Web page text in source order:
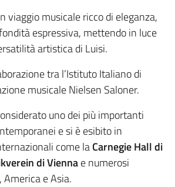
viaggio musicale ricco di eleganza,
espressiva, mettendo in luce
artistica di Luisi.
tra l’Istituto Italiano di
musicale Nielsen Saloner.
uno dei più importanti
e si è esibito in
come laCarnegie Hall di
di Viennae numerosi
e Asia.